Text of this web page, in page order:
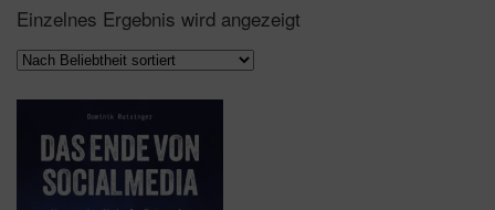
Einzelnes Ergebnis wird angezeigt